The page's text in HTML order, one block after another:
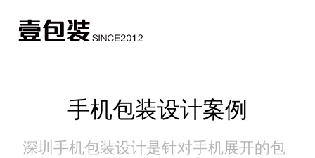
手机包装设计案例
深圳手机包装设计是针对手机展开的包